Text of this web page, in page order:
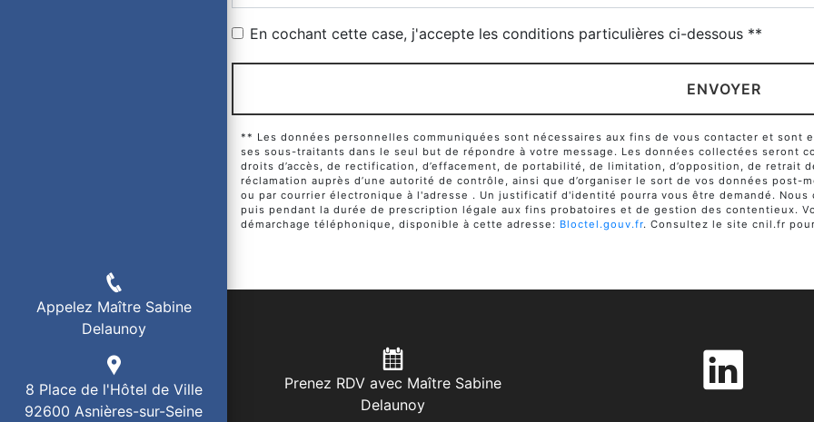
Appelez Maître Sabine
Delaunoy
8 Place de l'Hôtel de Ville
92600 Asnières-sur-Seine
En cochant cette case, j'accepte les conditions particulières ci-dessous **
ENVOYER
** Les données personnelles communiquées sont nécessaires aux fins de vous contacter et
ses sous-traitants dans le seul but de répondre à votre message. Les données collectées seront
droits d’accès, de rectification, d’effacement, de portabilité, de limitation, d’opposition, de
réclamation auprès d’une autorité de contrôle, ainsi que d’organiser le sort de vos données
ou par courrier électronique à l'adresse . Un justificatif d'identité pourra vous être demandé.
puis pendant la durée de prescription légale aux fins probatoires et de gestion des contentieux.
démarchage téléphonique, disponible à cette adresse: Bloctel.gouv.fr. Consultez le site cnil.fr
Prenez RDV avec Maître Sabine
Delaunoy